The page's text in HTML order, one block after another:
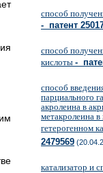
способ
- патент
способ
кислоты -
способ
парциального
акролеина в
метакролеина
гетерогенном
2479569
катализатор и